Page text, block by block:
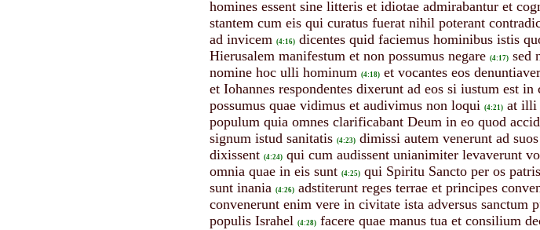
homines essent sine litteris et idiotae admirabantur et
stantem cum eis qui curatus fuerat nihil poterant
ad invicem (4:16) dicentes quid faciemus hominibus istis
Hierusalem manifestum et non possumus negare (4:17) sed
nomine hoc ulli hominum (4:18) et vocantes eos
et Iohannes respondentes dixerunt ad eos si iustum est
possumus quae vidimus et audivimus non loqui (4:21) at illi
populum quia omnes clarificabant Deum in eo quod
signum istud sanitatis (4:23) dimissi autem venerunt ad
dixissent (4:24) qui cum audissent unianimiter levaverunt
omnia quae in eis sunt (4:25) qui Spiritu Sancto per os
sunt inania (4:26) adstiterunt reges terrae et principes
convenerunt enim vere in civitate ista adversus sanctum
populis Israhel (4:28) facere quae manus tua et consilium